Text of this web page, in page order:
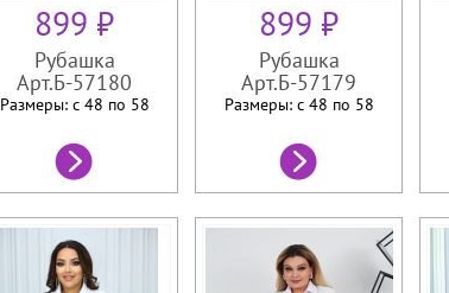
899 ₽
Рубашка
Арт.Б-57180
Размеры: с 48 по 58
899 ₽
Рубашка
Арт.Б-57179
Размеры: с 48 по 58